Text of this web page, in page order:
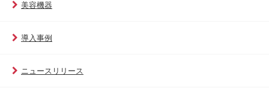
美容機器
導入事例
ニュースリリース